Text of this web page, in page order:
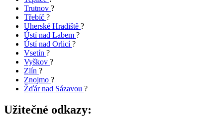
Trutnov ?
Třebíč ?
Uherské Hradiště ?
Ústí nad Labem ?
Ústí nad Orlicí?
Vsetín ?
Vyškov ?
Zlín ?
Znojmo ?
Žďár nad Sázavou ?
Užitečné odkazy: